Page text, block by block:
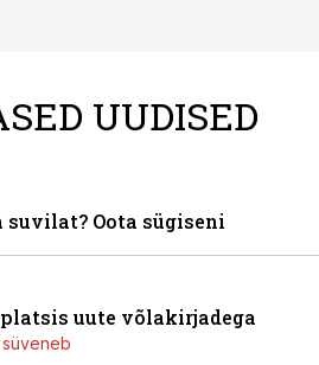
UUDISED
suvilat? Oota sügiseni
uute võlakirjadega
süveneb